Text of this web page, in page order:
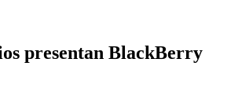
presentan BlackBerry